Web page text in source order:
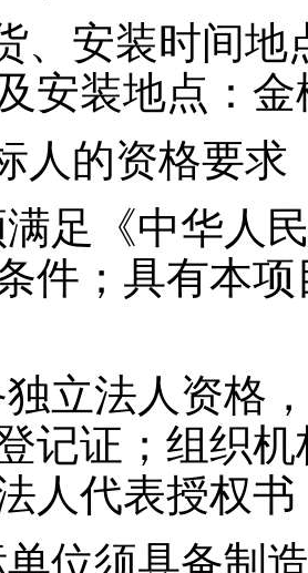
、安装时间地
安装地点：金
人的资格要
足《中华人
件；具有本
立法人资格
记证；组织
人代表授权
单位须具备制